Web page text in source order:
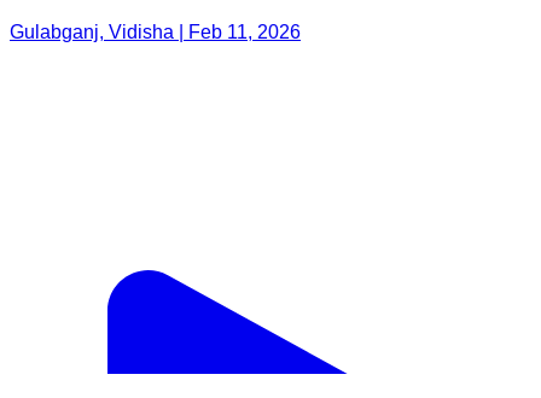
Gulabganj, Vidisha | Feb 11, 2026